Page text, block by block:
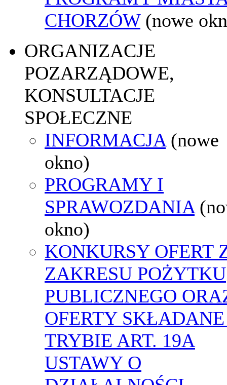
CHORZÓW (nowe
ORGANIZACJE
POZARZĄDOWE,
KONSULTACJE
SPOŁECZNE
INFORMACJA (nowe
okno)
PROGRAMY I
SPRAWOZDANIA
okno)
KONKURSY OFERT
ZAKRESU POŻYTKU
PUBLICZNEGO
OFERTY
TRYBIE ART. 19A
USTAWY O